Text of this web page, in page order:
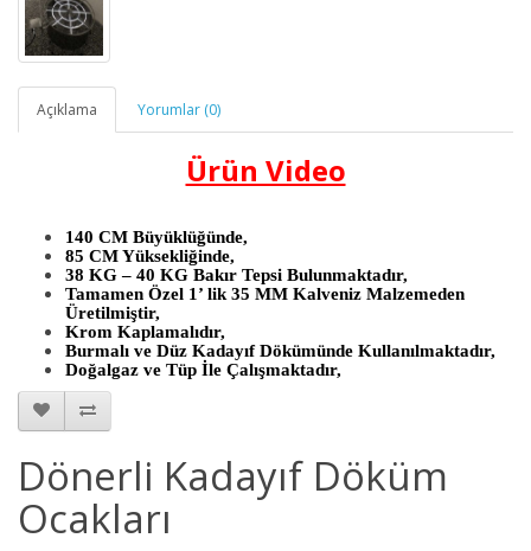
Açıklama Yorumlar (0)
Ürün Video
140 CM Büyüklüğünde,
85 CM Yüksekliğinde,
38 KG – 40 KG Bakır Tepsi Bulunmaktadır,
Tamamen Özel 1’ lik 35 MM Kalveniz Malzemeden
Üretilmiştir,
Krom Kaplamalıdır,
Burmalı ve Düz Kadayıf Dökümünde Kullanılmaktadır,
Doğalgaz ve Tüp İle Çalışmaktadır,
Dönerli Kadayıf Döküm
Ocakları